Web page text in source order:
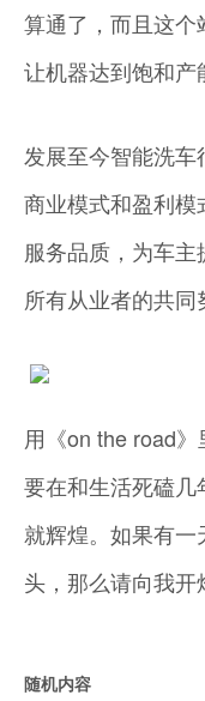
算通了，而且这
让机器达到饱和产
发展至今智能洗
商业模式和盈利
服务品质，为车
所有从业者的共同
用《on the road
要在和生活死磕
就辉煌。如果有
头，那么请向我开
随机内容